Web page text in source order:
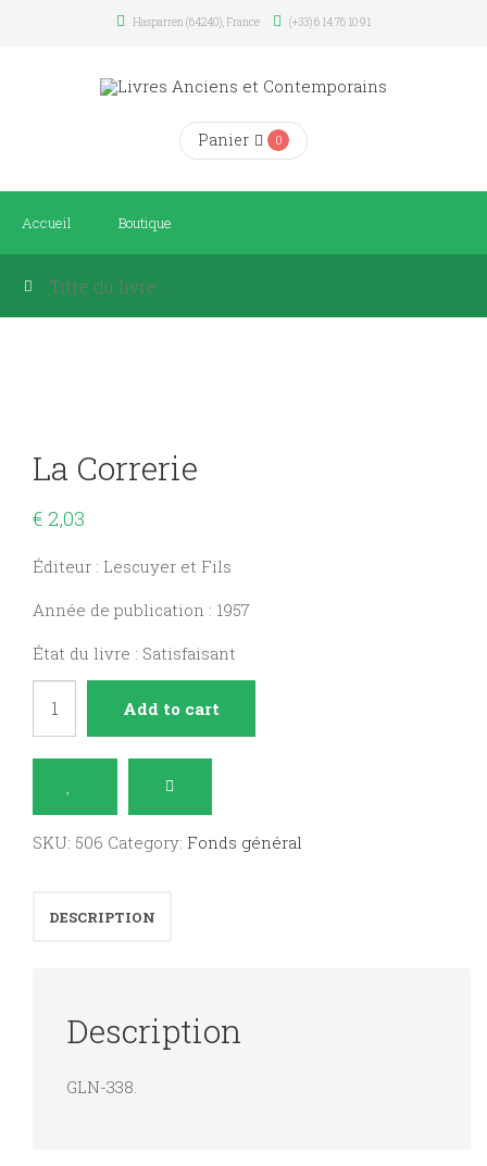
Hasparren (64240), France (+33) 6 14 76 10 91
Panier 0
Accueil Boutique
La Correrie
€ 2,03
Éditeur : Lescuyer et Fils
Année de publication : 1957
État du livre : Satisfaisant
quantity
Add to cart
SKU: 506 Category: Fonds général
DESCRIPTION
Description
GLN-338.